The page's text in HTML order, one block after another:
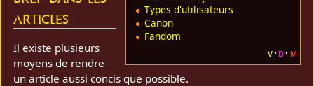
Types d'utilisateurs
Canon
Fandom
v d m
articles
Il existe plusieurs
moyens de rendre
un article aussi concis que possible.